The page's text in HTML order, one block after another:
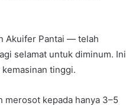
Akuifer Pantai — telah
selamat untuk diminum. Ini
tinggi.
merosot kepada hanya 3–5